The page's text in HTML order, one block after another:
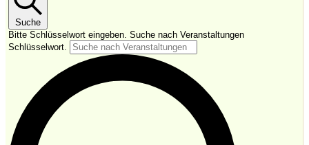
Suche
Bitte Schlüsselwort eingeben. Suche nach Veranstaltungen
Schlüsselwort.